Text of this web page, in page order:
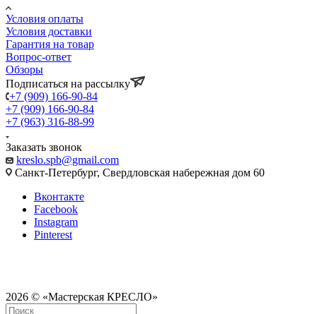
Условия оплаты
Условия доставки
Гарантия на товар
Вопрос-ответ
Обзоры
Подписаться на рассылку
+7 (909) 166-90-84
+7 (909) 166-90-84
+7 (963) 316-88-99
Заказать звонок
kreslo.spb@gmail.com
Санкт-Петербург, Свердловская набережная дом 60
Вконтакте
Facebook
Instagram
Pinterest
2026 © «Мастерская КРЕСЛО»